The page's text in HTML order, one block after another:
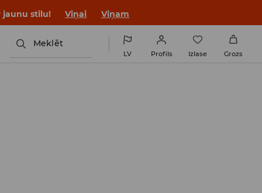
jaunu stilu! Viņai Viņam
Meklēt
LV Profils Izlase Grozs